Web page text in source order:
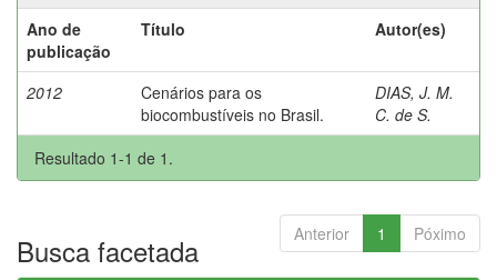
Ano de
publicação
Título Autor(es)
2012
Cenários para os
biocombustíveis no Brasil.
DIAS, J. M.
C. de S.
Resultado 1-1 de 1.
Anterior 1 Póximo
Busca facetada